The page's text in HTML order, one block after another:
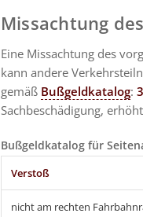
Missachtung
Eine Missachtung des
kann andere
gemäß Bußgeldkatalog:
Sachbeschädigung,
Bußgeldkatalog für
Verstoß
nicht am rechten